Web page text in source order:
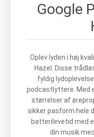
Google
Oplev lyden i høj
Hazel. Disse
fyldig
podcastlyttere. Med
størrelser af
sikker pasform hele
batterilevetid med
din musik